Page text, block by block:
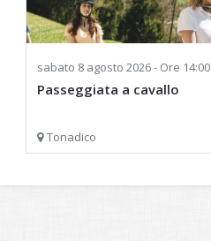
sabato 8 agosto 2026 - Ore 14:00
Passeggiata a cavallo
Tonadico